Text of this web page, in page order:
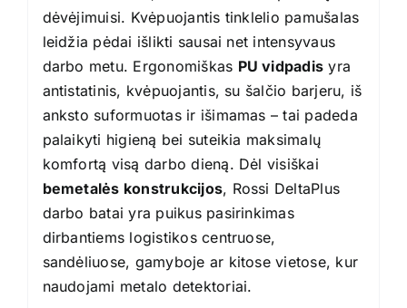
dėvėjimuisi. Kvėpuojantis tinklelio pamušalas
leidžia pėdai išlikti sausai net intensyvaus
darbo metu. Ergonomiškas PU vidpadis yra
antistatinis, kvėpuojantis, su šalčio barjeru, iš
anksto suformuotas ir išimamas – tai padeda
palaikyti higieną bei suteikia maksimalų
komfortą visą darbo dieną. Dėl visiškai
bemetalės konstrukcijos, Rossi DeltaPlus
darbo batai yra puikus pasirinkimas
dirbantiems logistikos centruose,
sandėliuose, gamyboje ar kitose vietose, kur
naudojami metalo detektoriai.